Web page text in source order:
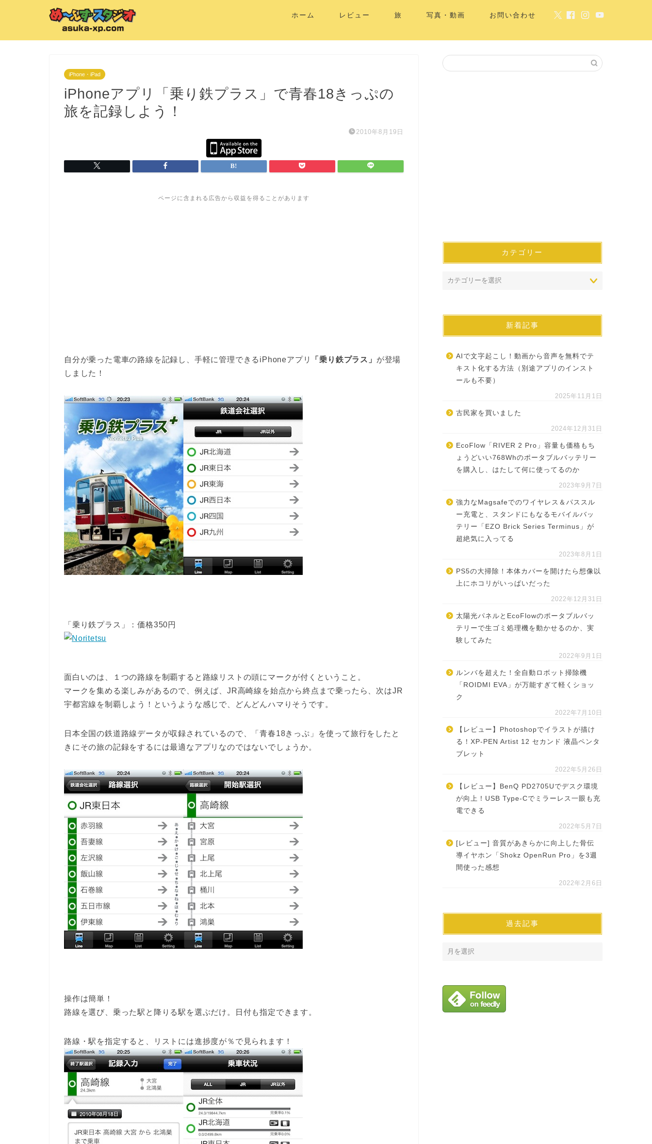
ホーム レビュー 旅 写真・動画 お問い合わせ
iPhone・iPad
iPhoneアプリ「乗り鉄プラス」で青春18きっぷの
旅を記録しよう！
2010年8月19日
ページに含まれる広告から収益を得ることがあります
自分が乗った電車の路線を記録し、手軽に管理できるiPhoneアプリ 「乗り鉄プラス」 が登場
しました！
「乗り鉄プラス」：価格350円
面白いのは、１つの路線を制覇すると路線リストの頭にマークが付くということ。
マークを集める楽しみがあるので、例えば、JR高崎線を始点から終点まで乗ったら、次はJR
宇都宮線を制覇しよう！というような感じで、どんどんハマりそうです。
日本全国の鉄道路線データが収録されているので、「青春18きっぷ」を使って旅行をしたと
きにその旅の記録をするには最適なアプリなのではないでしょうか。
操作は簡単！
路線を選び、乗った駅と降りる駅を選ぶだけ。日付も指定できます。
路線・駅を指定すると、リストには進捗度が％で見られます！
カテゴリー
新着記事
AIで文字起こし！動画から音声を無料でテ
キスト化する方法（別途アプリのインスト
ールも不要）
2025年11月1日
古民家を買いました
2024年12月31日
EcoFlow「RIVER 2 Pro」容量も価格もち
ょうどいい768Whのポータブルバッテリー
を購入し、はたして何に使ってるのか
2023年9月7日
強力なMagsafeでのワイヤレス＆パススル
ー充電と、スタンドにもなるモバイルバッ
テリー「EZO Brick Series Terminus」が
超絶気に入ってる
2023年8月1日
PS5の大掃除！本体カバーを開けたら想像以
上にホコリがいっぱいだった
2022年12月31日
太陽光パネルとEcoFlowのポータブルバッ
テリーで生ゴミ処理機を動かせるのか、実
験してみた
2022年9月1日
ルンバを超えた！全自動ロボット掃除機
「ROIDMI EVA」が万能すぎて軽くショッ
ク
2022年7月10日
【レビュー】Photoshopでイラストが描け
る！XP-PEN Artist 12 セカンド 液晶ペンタ
ブレット
2022年5月26日
【レビュー】BenQ PD2705Uでデスク環境
が向上！USB Type-Cでミラーレス一眼も充
電できる
2022年5月7日
[レビュー] 音質があきらかに向上した骨伝
導イヤホン「Shokz OpenRun Pro」を3週
間使った感想
2022年2月6日
過去記事